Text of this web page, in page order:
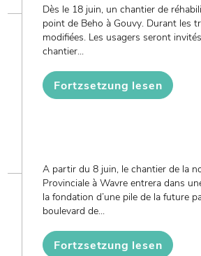
Dès le 18 juin, un chantier de
point de Beho à Gouvy. Durant les
modifiées. Les usagers seront
chantier...
Fortzsetzung lesen
A partir du 8 juin, le chantier de la
Provinciale à Wavre entrera dans
la fondation d’une pile de la future
boulevard de...
Fortzsetzung lesen